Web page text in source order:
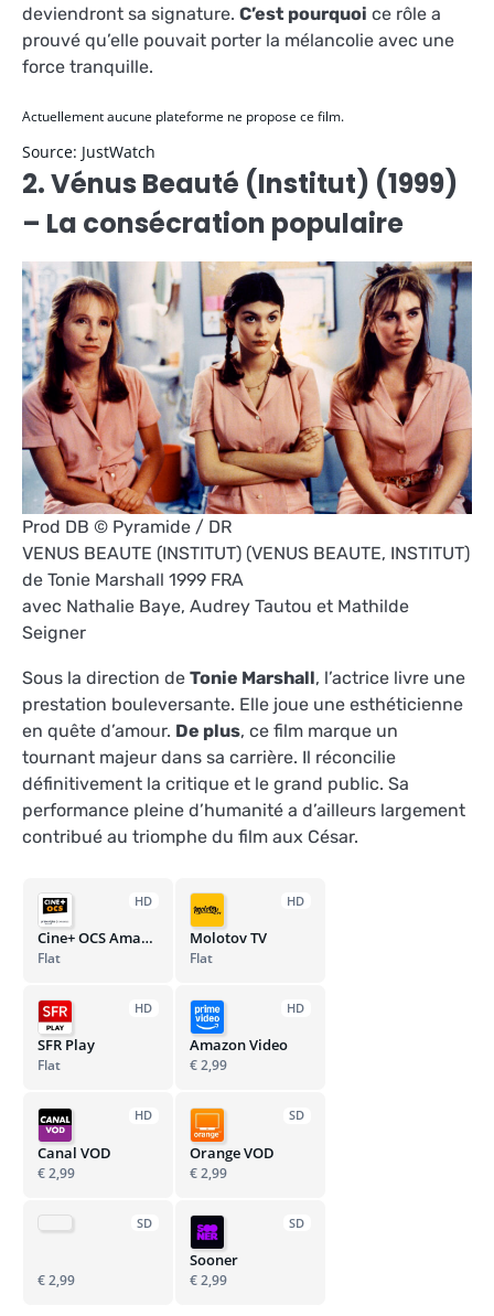
deviendront sa signature. C’est pourquoi ce rôle a
prouvé qu’elle pouvait porter la mélancolie avec une
force tranquille.
Actuellement aucune plateforme ne propose ce film.
Source: JustWatch
2. Vénus Beauté (Institut) (1999)
– La consécration populaire
Prod DB © Pyramide / DR
VENUS BEAUTE (INSTITUT) (VENUS BEAUTE, INSTITUT)
de Tonie Marshall 1999 FRA
avec Nathalie Baye, Audrey Tautou et Mathilde
Seigner
Sous la direction de Tonie Marshall, l’actrice livre une
prestation bouleversante. Elle joue une esthéticienne
en quête d’amour. De plus, ce film marque un
tournant majeur dans sa carrière. Il réconcilie
définitivement la critique et le grand public. Sa
performance pleine d’humanité a d’ailleurs largement
contribué au triomphe du film aux César.
HD
Cine+ OCS Amazon Channel
Flat
HD
Molotov TV
Flat
HD
SFR Play
Flat
HD
Amazon Video
€ 2,99
HD
Canal VOD
€ 2,99
SD
Orange VOD
€ 2,99
SD
€ 2,99
SD
Sooner
€ 2,99